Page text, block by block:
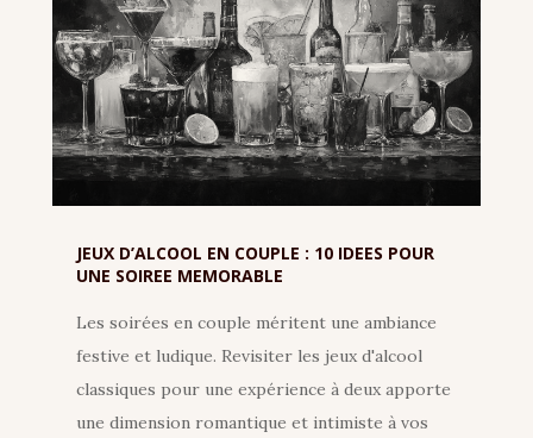
JEUX D’ALCOOL EN COUPLE : 10 IDEES POUR
UNE SOIREE MEMORABLE
Les soirées en couple méritent une ambiance
festive et ludique. Revisiter les jeux d'alcool
classiques pour une expérience à deux apporte
une dimension romantique et intimiste à vos